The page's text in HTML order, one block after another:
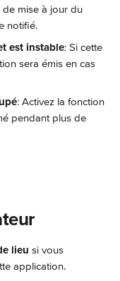
de mise à jour du
notifié.
est instable: Si cette
sera émis en cas
: Activez la fonction
pendant plus de
lieu si vous
application.